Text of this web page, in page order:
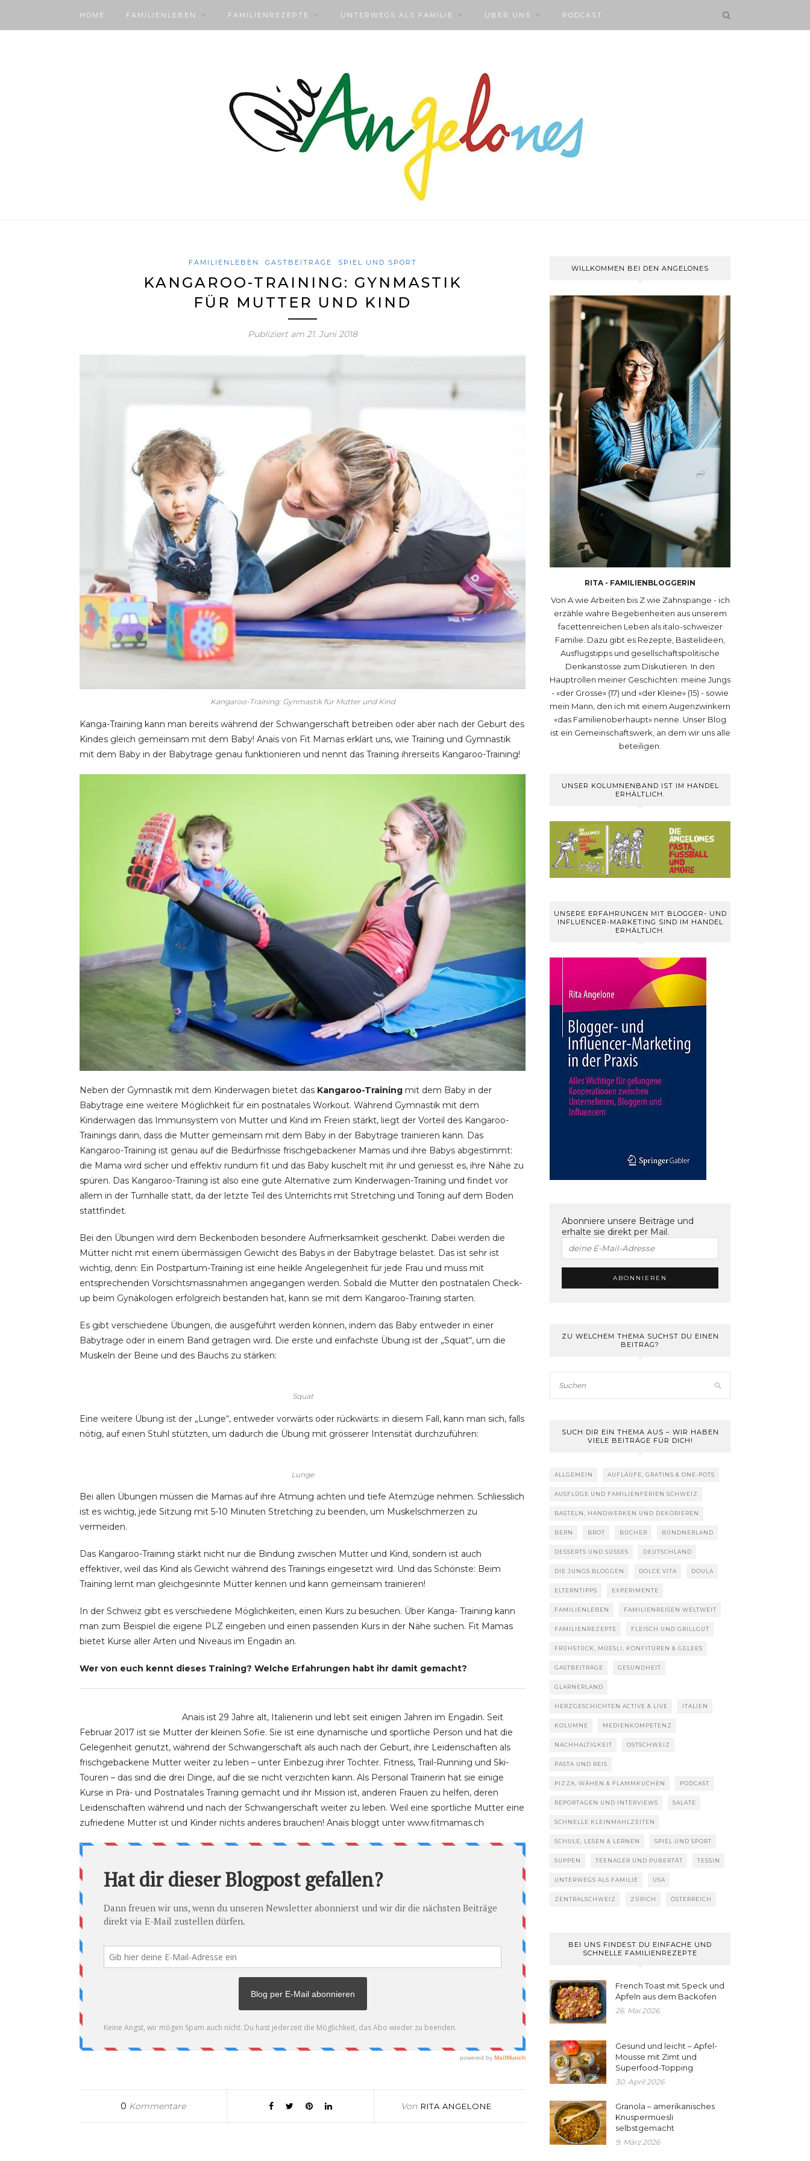
HOME FAMILIENLEBEN FAMILIENREZEPTE UNTERWEGS ALS FAMILIE ÜBER UNS PODCAST
FAMILIENLEBEN GASTBEITRÄGE SPIEL UND SPORT
KANGAROO-TRAINING: GYNMASTIK
FÜR MUTTER UND KIND
Publiziert am 21. Juni 2018
Kangaroo-Training: Gynmastik für Mutter und Kind
Kanga-Training kann man bereits während der Schwangerschaft betreiben oder aber nach der Geburt des
Kindes gleich gemeinsam mit dem Baby! Anaïs von Fit Mamas erklärt uns, wie Training und Gymnastik
mit dem Baby in der Babytrage genau funktionieren und nennt das Training ihrerseits Kangaroo-Training!
Neben der Gymnastik mit dem Kinderwagen bietet das Kangaroo-Training mit dem Baby in der
Babytrage eine weitere Möglichkeit für ein postnatales Workout. Während Gymnastik mit dem
Kinderwagen das Immunsystem von Mutter und Kind im Freien stärkt, liegt der Vorteil des Kangaroo-
Trainings darin, dass die Mutter gemeinsam mit dem Baby in der Babytrage trainieren kann. Das
Kangaroo-Training ist genau auf die Bedürfnisse frischgebackener Mamas und ihre Babys abgestimmt:
die Mama wird sicher und effektiv rundum fit und das Baby kuschelt mit ihr und geniesst es, ihre Nähe zu
spüren. Das Kangaroo-Training ist also eine gute Alternative zum Kinderwagen-Training und findet vor
allem in der Turnhalle statt, da der letzte Teil des Unterrichts mit Stretching und Toning auf dem Boden
stattfindet.
Bei den Übungen wird dem Beckenboden besondere Aufmerksamkeit geschenkt. Dabei werden die
Mütter nicht mit einem übermässigen Gewicht des Babys in der Babytrage belastet. Das ist sehr ist
wichtig, denn: Ein Postpartum-Training ist eine heikle Angelegenheit für jede Frau und muss mit
entsprechenden Vorsichtsmassnahmen angegangen werden. Sobald die Mutter den postnatalen Check-
up beim Gynäkologen erfolgreich bestanden hat, kann sie mit dem Kangaroo-Training starten.
Es gibt verschiedene Übungen, die ausgeführt werden können, indem das Baby entweder in einer
Babytrage oder in einem Band getragen wird. Die erste und einfachste Übung ist der „Squat“, um die
Muskeln der Beine und des Bauchs zu stärken:
Squat
Eine weitere Übung ist der „Lunge“, entweder vorwärts oder rückwärts: in diesem Fall, kann man sich, falls
nötig, auf einen Stuhl stützten, um dadurch die Übung mit grösserer Intensität durchzuführen:
Lunge
Bei allen Übungen müssen die Mamas auf ihre Atmung achten und tiefe Atemzüge nehmen. Schliesslich
ist es wichtig, jede Sitzung mit 5-10 Minuten Stretching zu beenden, um Muskelschmerzen zu
vermeiden.
Das Kangaroo-Training stärkt nicht nur die Bindung zwischen Mutter und Kind, sondern ist auch
effektiver, weil das Kind als Gewicht während des Trainings eingesetzt wird. Und das Schönste: Beim
Training lernt man gleichgesinnte Mütter kennen und kann gemeinsam trainieren!
In der Schweiz gibt es verschiedene Möglichkeiten, einen Kurs zu besuchen. Über Kanga- Training kann
man zum Beispiel die eigene PLZ eingeben und einen passenden Kurs in der Nähe suchen. Fit Mamas
bietet Kurse aller Arten und Niveaus im Engadin an.
Wer von euch kennt dieses Training? Welche Erfahrungen habt ihr damit gemacht?
Anaïs ist 29 Jahre alt, Italienerin und lebt seit einigen Jahren im Engadin. Seit
Februar 2017 ist sie Mutter der kleinen Sofie. Sie ist eine dynamische und sportliche Person und hat die
Gelegenheit genutzt, während der Schwangerschaft als auch nach der Geburt, ihre Leidenschaften als
frischgebackene Mutter weiter zu leben – unter Einbezug ihrer Tochter. Fitness, Trail-Running und Ski-
Touren – das sind die drei Dinge, auf die sie nicht verzichten kann. Als Personal Trainerin hat sie einige
Kurse in Prä- und Postnatales Training gemacht und ihr Mission ist, anderen Frauen zu helfen, deren
Leidenschaften während und nach der Schwangerschaft weiter zu leben. Weil eine sportliche Mutter eine
zufriedene Mutter ist und Kinder nichts anderes brauchen! Anaïs bloggt unter www.fitmamas.ch
0 Kommentare Von RITA ANGELONE
WILLKOMMEN BEI DEN ANGELONES
RITA - FAMILIENBLOGGERIN
Von A wie Arbeiten bis Z wie Zahnspange - ich
erzähle wahre Begebenheiten aus unserem
facettenreichen Leben als italo-schweizer
Familie. Dazu gibt es Rezepte, Bastelideen,
Ausflugstipps und gesellschaftspolitische
Denkanstösse zum Diskutieren. In den
Hauptrollen meiner Geschichten: meine Jungs
- «der Grosse» (17) und «der Kleine» (15) - sowie
mein Mann, den ich mit einem Augenzwinkern
«das Familienoberhaupt» nenne. Unser Blog
ist ein Gemeinschaftswerk, an dem wir uns alle
beteiligen.
UNSER KOLUMNENBAND IST IM HANDEL
ERHÄLTLICH.
UNSERE ERFAHRUNGEN MIT BLOGGER- UND
INFLUENCER-MARKETING SIND IM HANDEL
ERHÄLTLICH.
Abonniere unsere Beiträge und
erhalte sie direkt per Mail.
ZU WELCHEM THEMA SUCHST DU EINEN
BEITRAG?
SUCH DIR EIN THEMA AUS – WIR HABEN
VIELE BEITRÄGE FÜR DICH!
ALLGEMEIN AUFLÄUFE, GRATINS & ONE-POTS
AUSFLÜGE UND FAMILIENFERIEN SCHWEIZ
BASTELN, HANDWERKEN UND DEKORIEREN
BERN BROT BÜCHER BÜNDNERLAND
DESSERTS UND SÜSSES DEUTSCHLAND
DIE JUNGS BLOGGEN DOLCE VITA DOULA
ELTERNTIPPS EXPERIMENTE
FAMILIENLEBEN FAMILIENREISEN WELTWEIT
FAMILIENREZEPTE FLEISCH UND GRILLGUT
FRÜHSTÜCK, MÜESLI, KONFITÜREN & GELEES
GASTBEITRÄGE GESUNDHEIT
GLARNERLAND
HERZGESCHICHTEN ACTIVE & LIVE ITALIEN
KOLUMNE MEDIENKOMPETENZ
NACHHALTIGKEIT OSTSCHWEIZ
PASTA UND REIS
PIZZA, WÄHEN & FLAMMKUCHEN PODCAST
REPORTAGEN UND INTERVIEWS SALATE
SCHNELLE KLEINMAHLZEITEN
SCHULE, LESEN & LERNEN SPIEL UND SPORT
SUPPEN TEENAGER UND PUBERTÄT TESSIN
UNTERWEGS ALS FAMILIE USA
ZENTRALSCHWEIZ ZÜRICH ÖSTERREICH
BEI UNS FINDEST DU EINFACHE UND
SCHNELLE FAMILIENREZEPTE
French Toast mit Speck und
Äpfeln aus dem Backofen
26. Mai 2026
Gesund und leicht – Apfel-
Mousse mit Zimt und
Superfood-Topping
30. April 2026
Granola – amerikanisches
Knuspermüesli
selbstgemacht
9. März 2026